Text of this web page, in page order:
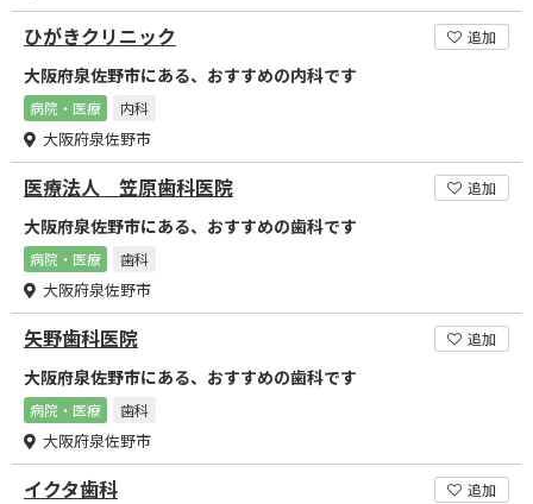
ひがきクリニック 追加
大阪府泉佐野市にある、おすすめの内科です
病院・医療 内科
大阪府泉佐野市
医療法人 笠原歯科医院 追加
大阪府泉佐野市にある、おすすめの歯科です
病院・医療 歯科
大阪府泉佐野市
矢野歯科医院 追加
大阪府泉佐野市にある、おすすめの歯科です
病院・医療 歯科
大阪府泉佐野市
イクタ歯科 追加